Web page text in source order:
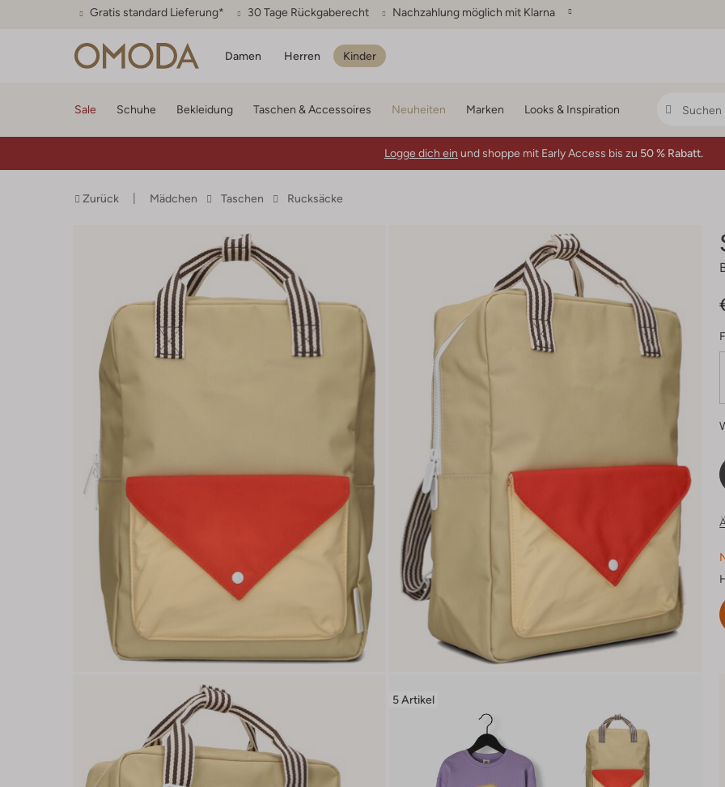
Gratis standard Lieferung* 30 Tage Rückgaberecht Nachzahlung möglich mit Klarna
Damen Herren Kinder
Sale Schuhe Bekleidung Taschen & Accessoires Neuheiten Marken Looks & Inspiration
Logge dich ein und shoppe mit Early Access bis zu 50 % Rabatt.
Zurück Mädchen Taschen Rucksäcke
5 Artikel